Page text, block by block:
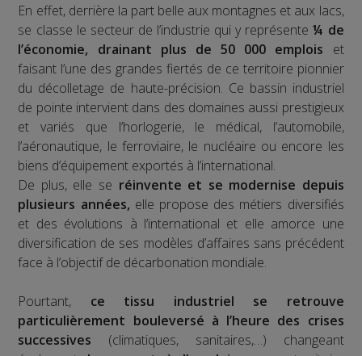
En effet, derrière la part belle aux montagnes et aux lacs,
se classe le secteur de l’industrie qui y représente¼ de
l’économie, drainant plus de 50 000 emplois et
faisant l’une des grandes fiertés de ce territoire pionnier
du décolletage de haute-précision. Ce bassin industriel
de pointe intervient dans des domaines aussi prestigieux
et variés que l’horlogerie, le médical, l’automobile,
l’aéronautique, le ferroviaire, le nucléaire ou encore les
biens d’équipement exportés à l’international.
De plus, elle se réinvente et se modernise depuis
plusieurs années, elle propose des métiers diversifiés
et des évolutions à l’international et elle amorce une
diversification de ses modèles d’affaires sans précédent
face à l’objectif de décarbonation mondiale.
Pourtant, ce tissu industriel se retrouve
particulièrement bouleversé à l’heure des crises
successives (climatiques, sanitaires,…) changeant